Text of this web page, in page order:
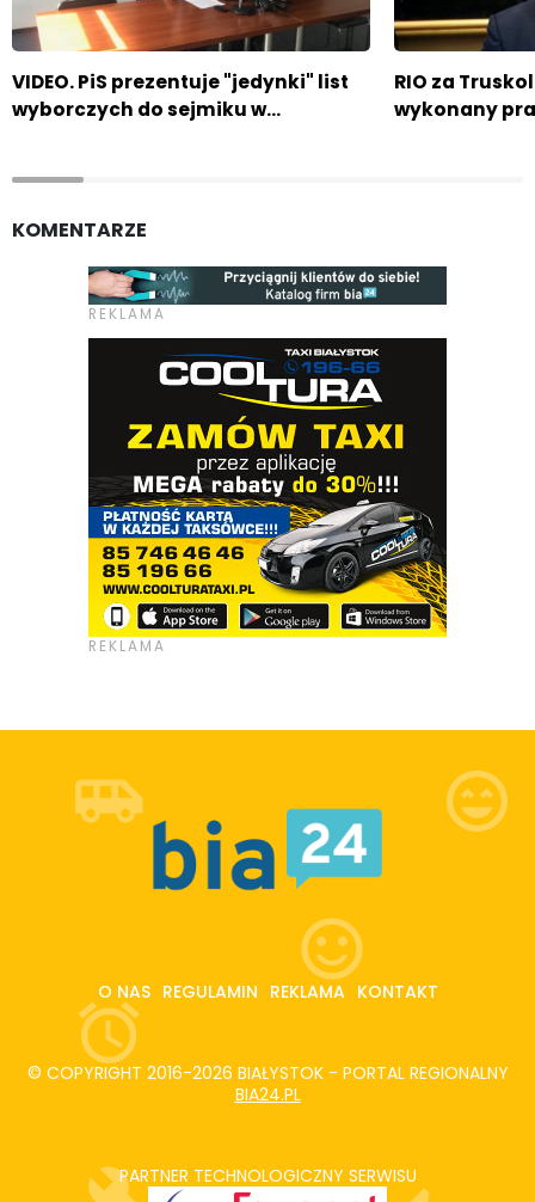
VIDEO. PiS prezentuje "jedynki" list
wyborczych do sejmiku w…
RIO za
wykonany
KOMENTARZE
O NAS REGULAMIN REKLAMA KONTAKT
© COPYRIGHT 2016-2026 BIAŁYSTOK - PORTAL REGIONALNY
BIA24.PL
PARTNER TECHNOLOGICZNY SERWISU